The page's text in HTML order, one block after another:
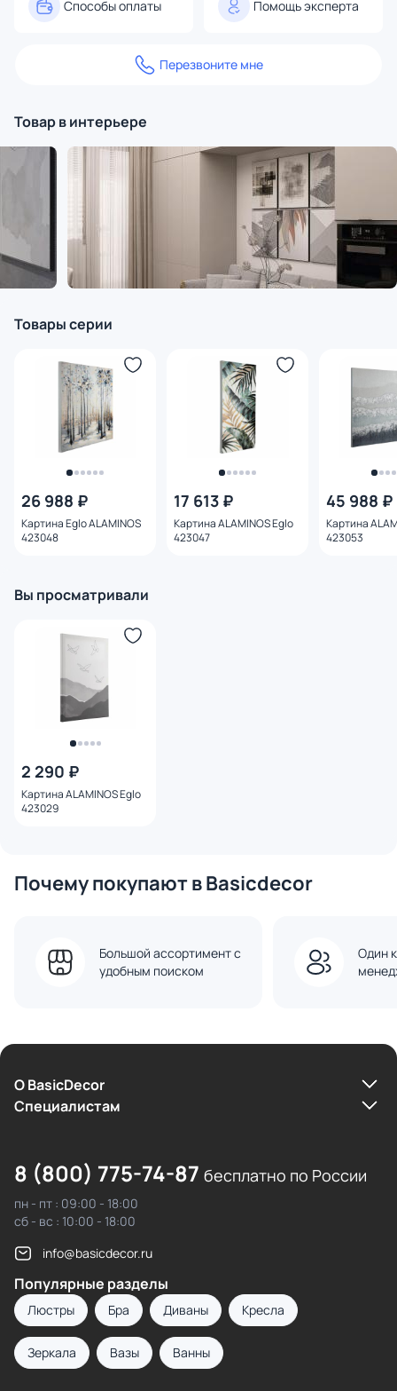
Способы оплаты Помощь эксперта
Перезвоните мне
Товар в интерьере
Товары серии
26 988 ₽
Картина Eglo ALAMINOS
423048
17 613 ₽
Картина ALAMINOS Eglo
423047
45 988 ₽
Картина
423053
Вы просматривали
2 290 ₽
Картина ALAMINOS Eglo
423029
Почему покупают в Basicdecor
Большой ассортимент с
удобным поиском
Один
О BasicDecor
Cпециалистам
8 (800) 775-74-87 бесплатно по России
пн - пт : 09:00 - 18:00
сб - вс : 10:00 - 18:00
info@basicdecor.ru
Популярные разделы
Люстры Бра Диваны Кресла
Зеркала Вазы Ванны